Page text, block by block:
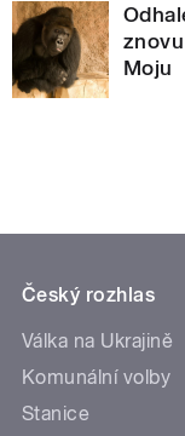
Moju
Český rozhlas
Válka na Ukrajině
Komunální volby
Stanice